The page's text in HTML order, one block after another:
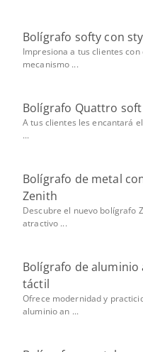
Bolígrafo softy con
Impresiona a tus clientes
mecanismo ...
Bolígrafo Quattro
A tus clientes les encantará
...
Bolígrafo de metal
Zenith
Descubre el nuevo bolígrafo
atractivo ...
Bolígrafo de
táctil
Ofrece modernidad y
aluminio an ...